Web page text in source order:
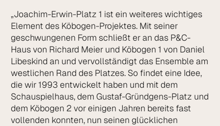
„Joachim-Erwin-Platz 1 ist ein weiteres wichtiges
Element des Köbogen-Projektes. Mit seiner
geschwungenen Form schließt er an das P&C-
Haus von Richard Meier und Köbogen 1 von Daniel
Libeskind an und vervollständigt das Ensemble am
westlichen Rand des Platzes. So findet eine Idee,
die wir 1993 entwickelt haben und mit dem
Schauspielhaus, dem Gustaf-Gründgens-Platz und
dem Köbogen 2 vor einigen Jahren bereits fast
vollenden konnten, nun seinen glücklichen